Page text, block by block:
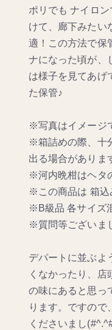
ポリでも ナイロ
けて、廊下みたい
適！この方法で保
ナになった頃が、
は様子を見てあげ
た保管♪
※写真はイメージ
※箱詰めの際、十
出る場合があり
※河内晩柑はヘタ
※この商品は 箱込
※B級品 各サイズ
※質問等ございま
デパートに並ぶよ
くなかったり、
の味にあると思っ
ります。ですの
くださいまし